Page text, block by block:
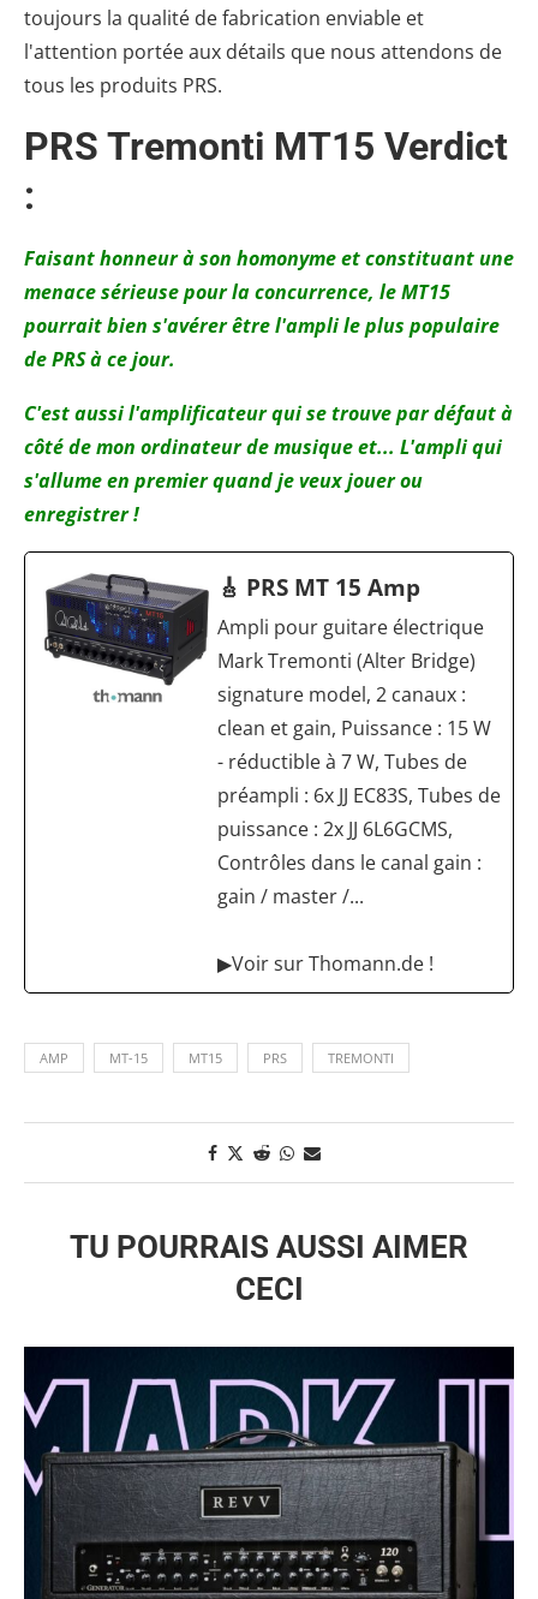
toujours la qualité de fabrication enviable et
l'attention portée aux détails que nous attendons de
tous les produits PRS.
PRS Tremonti MT15 Verdict
:
Faisant honneur à son homonyme et constituant une
menace sérieuse pour la concurrence, le MT15
pourrait bien s'avérer être l'ampli le plus populaire
de PRS à ce jour.
C'est aussi l'amplificateur qui se trouve par défaut à
côté de mon ordinateur de musique et... L'ampli qui
s'allume en premier quand je veux jouer ou
enregistrer !
🎸 PRS MT 15 Amp
Ampli pour guitare électrique
Mark Tremonti (Alter Bridge)
signature model, 2 canaux :
clean et gain, Puissance : 15 W
- réductible à 7 W, Tubes de
préampli : 6x JJ EC83S, Tubes de
puissance : 2x JJ 6L6GCMS,
Contrôles dans le canal gain :
gain / master /...
▶Voir sur Thomann.de !
AMP MT-15 MT15 PRS TREMONTI
TU POURRAIS AUSSI AIMER
CECI